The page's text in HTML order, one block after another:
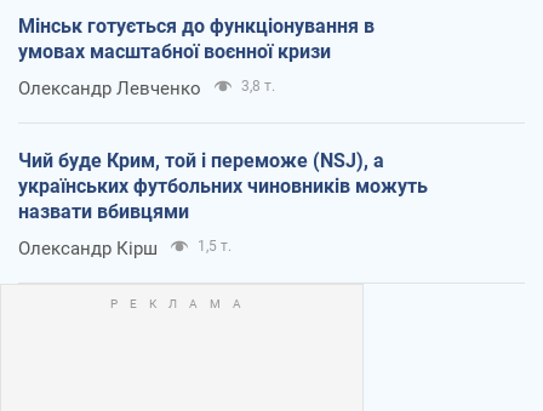
Мінськ готується до функціонування в
умовах масштабної воєнної кризи
Олександр Левченко 3,8 т.
Чий буде Крим, той і переможе (NSJ), а
українських футбольних чиновників можуть
назвати вбивцями
Олександр Кірш 1,5 т.